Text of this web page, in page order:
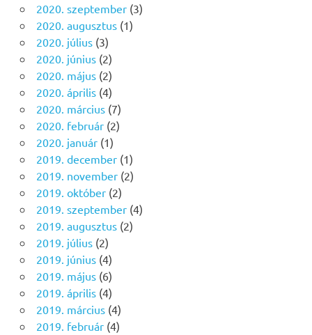
2020. szeptember(3)
2020. augusztus(1)
2020. július(3)
2020. június(2)
2020. május(2)
2020. április(4)
2020. március(7)
2020. február(2)
2020. január(1)
2019. december(1)
2019. november(2)
2019. október(2)
2019. szeptember(4)
2019. augusztus(2)
2019. július(2)
2019. június(4)
2019. május(6)
2019. április(4)
2019. március(4)
2019. február(4)